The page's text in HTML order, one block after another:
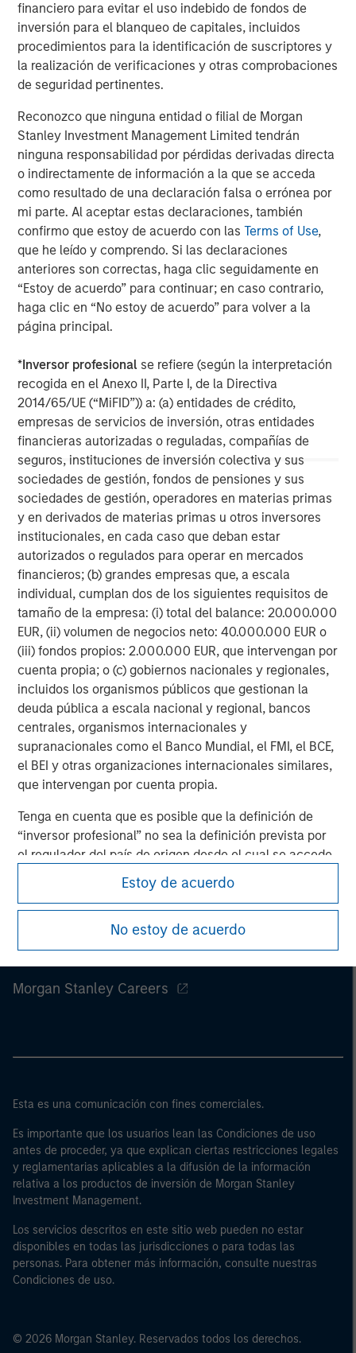
financiero para evitar el uso indebido de fondos de
inversión para el blanqueo de capitales, incluidos
procedimientos para la identificación de suscriptores y
la realización de verificaciones y otras comprobaciones
de seguridad pertinentes.
Reconozco que ninguna entidad o filial de Morgan
Stanley Investment Management Limited tendrán
ninguna responsabilidad por pérdidas derivadas directa
o indirectamente de información a la que se acceda
como resultado de una declaración falsa o errónea por
mi parte. Al aceptar estas declaraciones, también
confirmo que estoy de acuerdo con lasTerms of Use,
que he leído y comprendo. Si las declaraciones
anteriores son correctas, haga clic seguidamente en
“Estoy de acuerdo” para continuar; en caso contrario,
haga clic en “No estoy de acuerdo” para volver a la
página principal.
*Inversor profesional se refiere (según la interpretación
recogida en el Anexo II, Parte I, de la Directiva
2014/65/UE (“MiFID”)) a: (a) entidades de crédito,
empresas de servicios de inversión, otras entidades
financieras autorizadas o reguladas, compañías de
seguros, instituciones de inversión colectiva y sus
sociedades de gestión, fondos de pensiones y sus
sociedades de gestión, operadores en materias primas
y en derivados de materias primas u otros inversores
institucionales, en cada caso que deban estar
autorizados o regulados para operar en mercados
financieros; (b) grandes empresas que, a escala
individual, cumplan dos de los siguientes requisitos de
tamaño de la empresa: (i) total del balance: 20.000.000
EUR, (ii) volumen de negocios neto: 40.000.000 EUR o
(iii) fondos propios: 2.000.000 EUR, que intervengan por
cuenta propia; o (c) gobiernos nacionales y regionales,
incluidos los organismos públicos que gestionan la
deuda pública a escala nacional y regional, bancos
centrales, organismos internacionales y
supranacionales como el Banco Mundial, el FMI, el BCE,
el BEI y otras organizaciones internacionales similares,
que intervengan por cuenta propia.
Tenga en cuenta que es posible que la definición de
“inversor profesional” no sea la definición prevista por
el regulador del país de origen desde el cual se accede
Estoy de acuerdo
No estoy de acuerdo
This material is a general communication, which is not impartial
and all information provided has been prepared solely for
informational and educational purposes and does not constitute
an offer or a recommendation to buy or sell any particular
security or to adopt any specific investment strategy. The
information herein has not been based on a consideration of any
individual investor circumstances and is not investment advice,
or regulatory advice. To that end, investors should seek
independent legal and financial advice, including advice as to
tax consequences, before making any investment decision.
The Firm has not authorised financial intermediaries to use and
to distribute this material, unless such use and distribution is
made in accordance with applicable law and regulation.
Additionally, financial intermediaries are required to satisfy
themselves that the information in this material is appropriate for
any person to whom they provide this material in view of that
person’s circumstances and purpose. The Firm shall not be liable
for, and accepts no liability for, the use or misuse of this material
by any such financial intermediary.
This material may be translated into other languages. Where
such a translation is made this English version remains definitive.
If there are any discrepancies between the English version and
version shall prevail.
The whole or any part of this material may not be directly or
indirectly reproduced, copied, modified, used to create a
derivative work, performed, displayed, published, posted,
licensed, framed, distributed or transmitted or any of its
contents disclosed to third parties without the Firm’s express
written consent. This material may not be linked to unless such
hyperlink is for personal and non-commercial use. All
information contained herein is proprietary and is protected
under copyright and other applicable law.
Eaton Vance is part of Morgan Stanley Investment Management.
Morgan Stanley Investment Management is the asset
management division of Morgan Stanley.
DISTRIBUTION
This material is only intended for and will only be distributed to
persons resident in jurisdictions where such distribution or
availability would not be contrary to local laws or regulations.
MSIM, the asset management division of Morgan Stanley (NYSE:
MS), and its affiliates have arrangements in place to market
each other’s products and services. Each MSIM affiliate is
regulated as appropriate in the jurisdiction it operates. MSIM’s
affiliates are: Eaton Vance Management (International) Limited,
Eaton Vance Advisers International Ltd, Calvert Research and
Management, Eaton Vance Management, Parametric Portfolio
Associates LLC and Atlanta Capital Management LLC.
Morgan Stanley Careers
Esta es una comunicación con fines comerciales.
Es importante que los usuarios lean las Condiciones de uso
antes de proceder, ya que explican ciertas restricciones legales
y reglamentarias aplicables a la difusión de la información
relativa a los productos de inversión de Morgan Stanley
Investment Management.
Los servicios descritos en este sitio web pueden no estar
disponibles en todas las jurisdicciones o para todas las
personas. Para obtener más información, consulte nuestras
Condiciones de uso.
© 2026 Morgan Stanley. Reservados todos los derechos.